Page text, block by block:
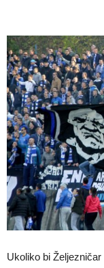
Ukoliko bi